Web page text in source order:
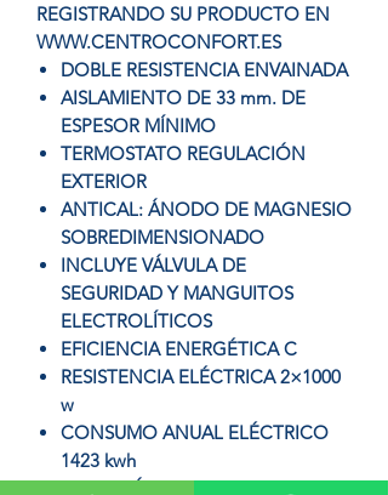
REGISTRANDO SU PRODUCTO EN
WWW.CENTROCONFORT.ES
DOBLE RESISTENCIA ENVAINADA
AISLAMIENTO DE 33 mm. DE
ESPESOR MÍNIMO
TERMOSTATO REGULACIÓN
EXTERIOR
ANTICAL: ÁNODO DE MAGNESIO
SOBREDIMENSIONADO
INCLUYE VÁLVULA DE
SEGURIDAD Y MANGUITOS
ELECTROLÍTICOS
EFICIENCIA ENERGÉTICA C
RESISTENCIA ELÉCTRICA 2×1000
w
CONSUMO ANUAL ELÉCTRICO
1423 kwh
CONEXIÓN ENTRADA Y SALIDA